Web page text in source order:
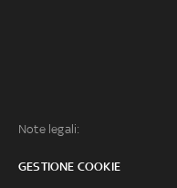
Note legali:
GESTIONE COOKIE